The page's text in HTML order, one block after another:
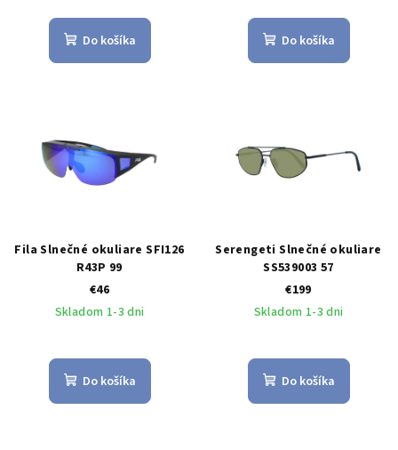
Do košíka Do košíka
Fila Slnečné okuliare SFI126
R43P 99
€46
Skladom 1-3 dni
Do košíka
Serengeti Slnečné okuliare
SS539003 57
€199
Skladom 1-3 dni
Do košíka